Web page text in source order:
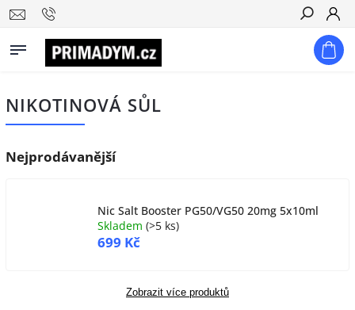
Hledat
NIKOTINOVÁ SŮL
Nejprodávanější
Nic Salt Booster PG50/VG50 20mg 5x10ml
Skladem (>5 ks)
699 Kč
Zobrazit více produktů